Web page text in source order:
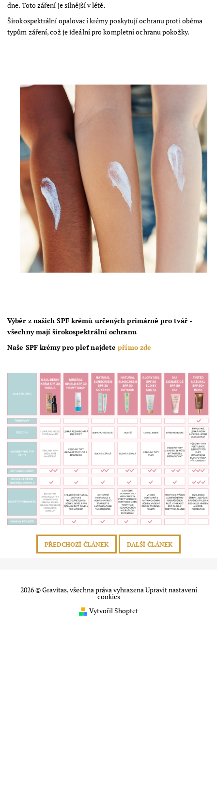
dne. Toto záření je silnější v létě.
Širokospektrální opalovací krémy poskytují ochranu proti oběma
typům záření, což je ideální pro kompletní ochranu pokožky.
Výběr z našich SPF krémů určených primárně pro tvář -
všechny mají širokospektrální ochranu
Naše SPF krémy pro pleť najdetepřímo zde
PŘEDCHOZÍ ČLÁNEK DALŠÍ ČLÁNEK
2026 © Gravitas, všechna práva vyhrazenaUpravit nastavení
cookies
Vytvořil Shoptet